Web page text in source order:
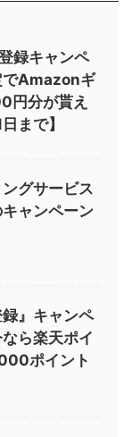
録キャンペ
でAmazonギ
円分が貰え
まで】
グサービス
ャンペーン
』キャンペ
ら楽天ポイ
ポイント